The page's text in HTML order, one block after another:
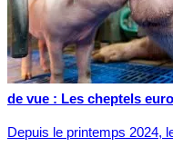
de vue : Les cheptels
Depuis le printemps 2024,